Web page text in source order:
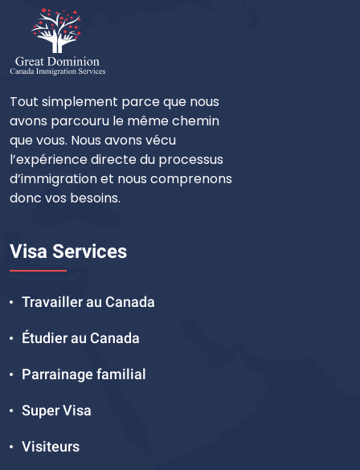
Tout simplement parce que nous
avons parcouru le même chemin
que vous. Nous avons vécu
l’expérience directe du processus
d’immigration et nous comprenons
donc vos besoins.
Visa Services
Travailler au Canada
Étudier au Canada
Parrainage familial
Super Visa
Visiteurs